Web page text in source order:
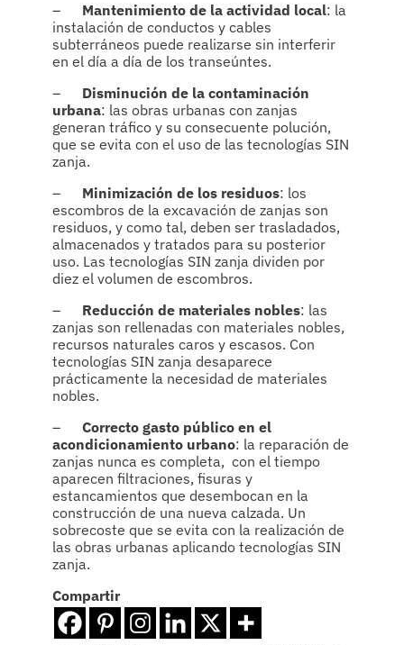
– Mantenimiento de la actividad local: la
instalación de conductos y cables
subterráneos puede realizarse sin interferir
en el día a día de los transeúntes.
– Disminución de la contaminación
urbana: las obras urbanas con zanjas
generan tráfico y su consecuente polución,
que se evita con el uso de las tecnologías SIN
zanja.
– Minimización de los residuos: los
escombros de la excavación de zanjas son
residuos, y como tal, deben ser trasladados,
almacenados y tratados para su posterior
uso. Las tecnologías SIN zanja dividen por
diez el volumen de escombros.
– Reducción de materiales nobles: las
zanjas son rellenadas con materiales nobles,
recursos naturales caros y escasos. Con
tecnologías SIN zanja desaparece
prácticamente la necesidad de materiales
nobles.
– Correcto gasto público en el
acondicionamiento urbano: la reparación de
zanjas nunca es completa, con el tiempo
aparecen filtraciones, fisuras y
estancamientos que desembocan en la
construcción de una nueva calzada. Un
sobrecoste que se evita con la realización de
las obras urbanas aplicando tecnologías SIN
zanja.
Compartir